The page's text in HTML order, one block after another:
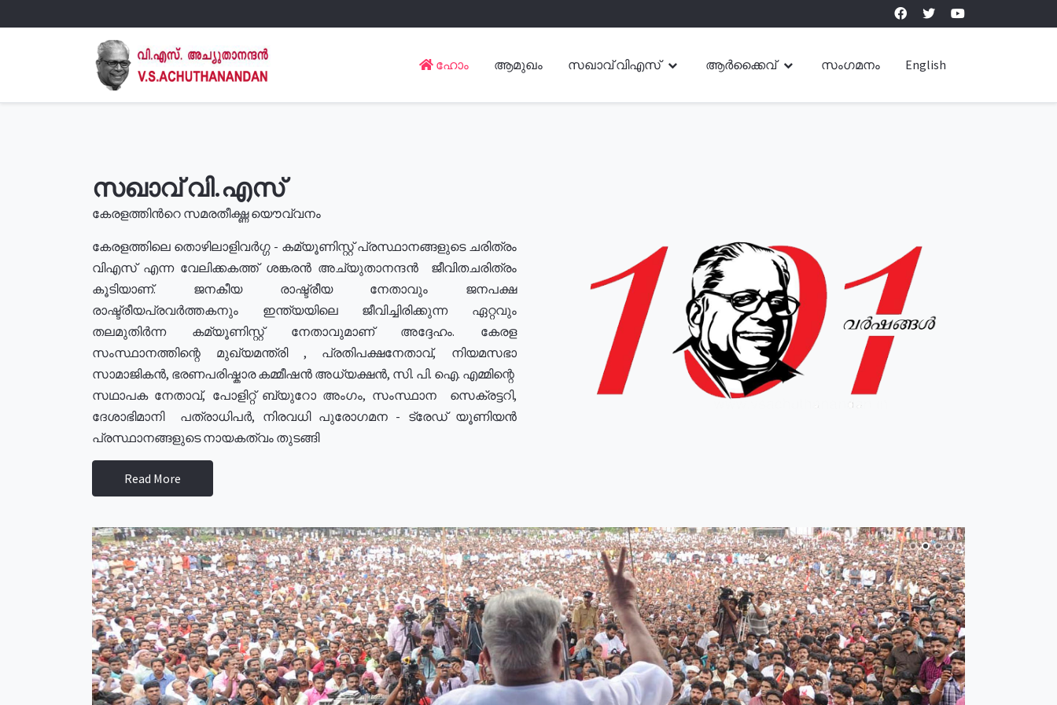
ഹോം ആമുഖം സഖാവ് വിഎസ് ആർക്കൈവ് സംഗമനം English
സഖാവ് വി.എസ്
കേരളത്തിൻറെ സമരതീക്ഷ്ണ യൌവ്വനം
കേരളത്തിലെ തൊഴിലാളിവർഗ്ഗ - കമ്യൂണിസ്റ്റ് പ്രസ്ഥാനങ്ങളുടെ ചരിത്രം
വിഎസ് എന്ന വേലിക്കകത്ത് ശങ്കരൻ അച്യുതാനന്ദൻ ജീവിതചരിത്രം
കൂടിയാണ്. ജനകീയ രാഷ്ട്രീയ നേതാവും ജനപക്ഷ
രാഷ്ട്രീയപ്രവർത്തകനും ഇന്ത്യയിലെ ജീവിച്ചിരിക്കുന്ന ഏറ്റവും
തലമുതിർന്ന കമ്യൂണിസ്റ്റ് നേതാവുമാണ് അദ്ദേഹം. കേരള
സംസ്ഥാനത്തിന്റെ മുഖ്യമന്ത്രി , പ്രതിപക്ഷനേതാവ്, നിയമസഭാ
സാമാജികൻ, ഭരണപരിഷ്കാര കമ്മീഷൻ അധ്യക്ഷൻ, സി. പി. ഐ. എമ്മിന്റെ
സഥാപക നേതാവ്, പോളിറ്റ് ബ്യുറോ അംഗം, സംസ്ഥാന സെക്രട്ടറി,
ദേശാഭിമാനി പത്രാധിപർ, നിരവധി പുരോഗമന - ട്രേഡ് യൂണിയൻ
പ്രസ്ഥാനങ്ങളുടെ നായകത്വം തുടങ്ങി
Read More